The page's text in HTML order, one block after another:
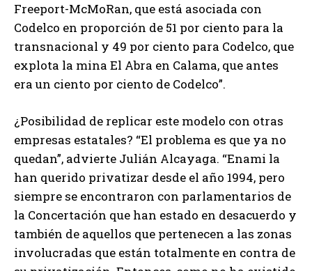
Freeport-McMoRan, que está asociada con
Codelco en proporción de 51 por ciento para la
transnacional y 49 por ciento para Codelco, que
explota la mina El Abra en Calama, que antes
era un ciento por ciento de Codelco”.
¿Posibilidad de replicar este modelo con otras
empresas estatales? “El problema es que ya no
quedan”, advierte Julián Alcayaga. “Enami la
han querido privatizar desde el año 1994, pero
siempre se encontraron con parlamentarios de
la Concertación que han estado en desacuerdo y
también de aquellos que pertenecen a las zonas
involucradas que están totalmente en contra de